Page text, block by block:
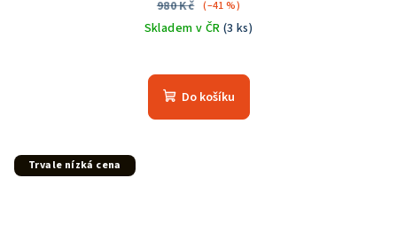
980 Kč (–41 %)
Skladem v ČR (3 ks)
hodnocení
produktu
Do košíku
Trvale nízká cena